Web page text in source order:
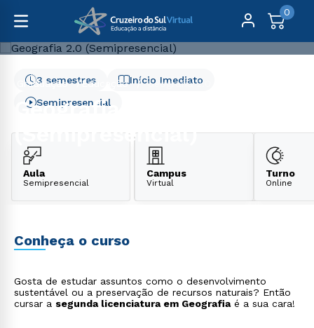
0
Graduação Educação Geografia 2.0 (Semipresencial)
Geografia 2.0
(Semipresencial)
Início Imediato
3 semestres
Semipresencial
Aula
Semipresencial
Campus
Virtual
Turno
Online
Conheça o curso
Gosta de estudar assuntos como o desenvolvimento
sustentável ou a preservação de recursos naturais? Então
cursar a segunda licenciatura em Geografiaé a sua cara!